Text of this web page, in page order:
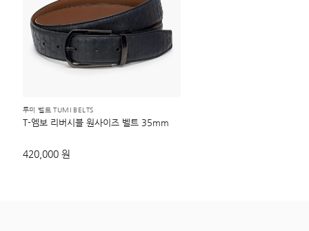
투미 벨트 TUMI BELTS
T-엠보 리버시블 원사이즈 벨트 35mm
420,000 원